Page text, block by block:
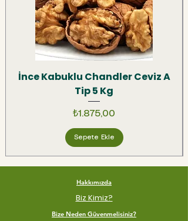
İnce Kabuklu Chandler Ceviz A
Tip 5 Kg
Fiyat
₺1.875,00
Sepete Ekle
Hakkımızda
Biz Kimiz?
Bize Neden Güvenmelisiniz?